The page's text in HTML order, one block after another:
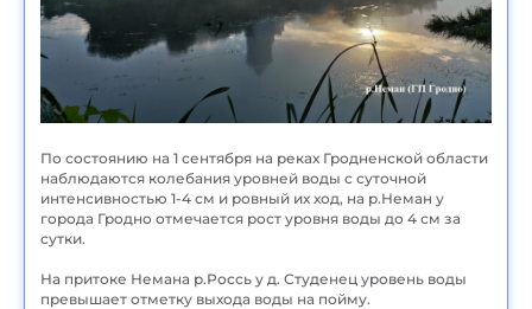
По состоянию на 1 сентября на реках Гродненской области
наблюдаются колебания уровней воды с суточной
интенсивностью 1-4 см и ровный их ход, на р.Неман у
города Гродно отмечается рост уровня воды до 4 см за
сутки.
На притоке Немана р.Россь у д. Студенец уровень воды
превышает отметку выхода воды на пойму.